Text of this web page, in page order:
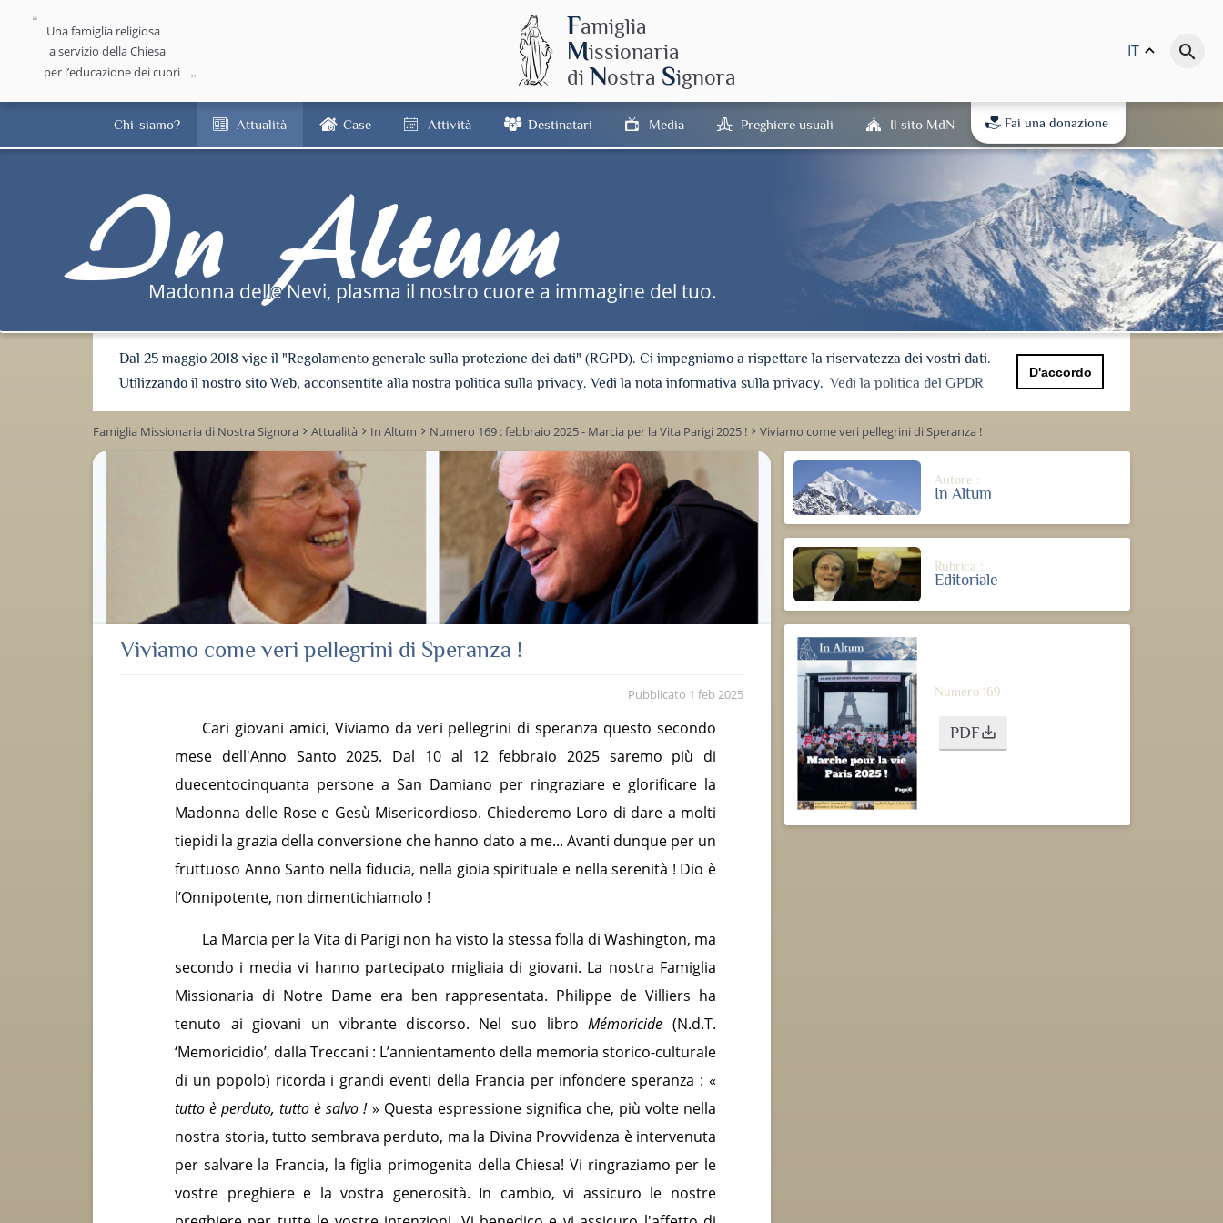
Una famiglia religiosa
a servizio della Chiesa
per l’educazione dei cuori
Famiglia
Missionaria
diNostra Signora
IT keyboard_arrow_up search
Chi-siamo? Attualità Case Attività Destinatari Media Preghiere usuali Il sito MdN Fai una donazione
In Altum
Madonna delle Nevi, plasma il nostro cuore a immagine del tuo.
Dal 25 maggio 2018 vige il "Regolamento generale sulla protezione dei dati" (RGPD). Ci impegniamo a rispettare la riservatezza dei vostri dati.
Utilizzando il nostro sito Web, acconsentite alla nostra politica sulla privacy. Vedi la nota informativa sulla privacy. Vedi la politica del GPDR
D'accordo
Famiglia Missionaria di Nostra Signora keyboard_arrow_right Attualità keyboard_arrow_right In Altum keyboard_arrow_right Numero 169 : febbraio 2025 - Marcia per la Vita Parigi 2025 ! keyboard_arrow_right Viviamo come veri pellegrini di Speranza !
Viviamo come veri pellegrini di Speranza !
Pubblicato 1 feb 2025
Cari giovani amici, Viviamo da veri pellegrini di speranza questo secondo
mese dell'Anno Santo 2025. Dal 10 al 12 febbraio 2025 saremo più di
duecentocinquanta persone a San Damiano per ringraziare e glorificare la
Madonna delle Rose e Gesù Misericordioso. Chiederemo Loro di dare a molti
tiepidi la grazia della conversione che hanno dato a me... Avanti dunque per un
fruttuoso Anno Santo nella fiducia, nella gioia spirituale e nella serenità ! Dio è
l’Onnipotente, non dimentichiamolo !
La Marcia per la Vita di Parigi non ha visto la stessa folla di Washington, ma
secondo i media vi hanno partecipato migliaia di giovani. La nostra Famiglia
Missionaria di Notre Dame era ben rappresentata. Philippe de Villiers ha
tenuto ai giovani un vibrante discorso. Nel suo libroMémoricide (N.d.T.
‘Memoricidio’, dalla Treccani : L’annientamento della memoria storico-culturale
di un popolo) ricorda i grandi eventi della Francia per infondere speranza : «
tutto è perduto, tutto è salvo !» Questa espressione significa che, più volte nella
nostra storia, tutto sembrava perduto, ma la Divina Provvidenza è intervenuta
per salvare la Francia, la figlia primogenita della Chiesa! Vi ringraziamo per le
vostre preghiere e la vostra generosità. In cambio, vi assicuro le nostre
Autore :
In Altum
Rubrica :
Editoriale
Numero 169 :
PDFsave_alt